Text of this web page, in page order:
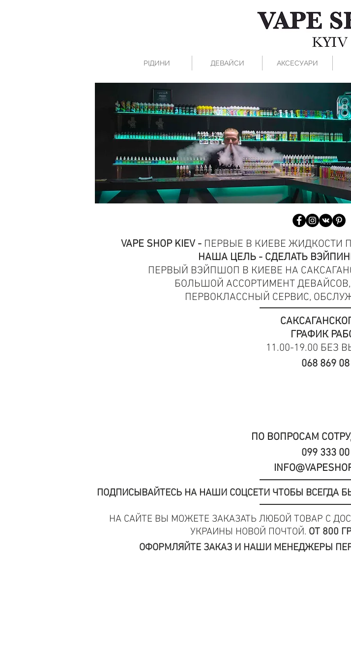
РІДИНИ ДЕВАЙСИ АКСЕСУАРИ
VAPE SHOP KIEV - ПЕРВЫЕ В КИЕВЕ ЖИДКОСТИ
НАША ЦЕЛЬ - СДЕЛАТЬ
ПЕРВЫЙ ВЭЙПШОП В КИЕВЕ НА
БОЛЬШОЙ АССОРТИМЕНТ
ПЕРВОКЛАССНЫЙ СЕРВИС,
ГРАФИК
11.00-19.00 БЕЗ
068 869
ПО ВОПРОСАМ
099 333
ПОДПИСЫВАЙТЕСЬ НА НАШИ СОЦСЕТИ ЧТОБЫ ВСЕГДА
НА САЙТЕ ВЫ МОЖЕТЕ ЗАКАЗАТЬ ЛЮБОЙ ТОВАР С
УКРАИНЫ НОВОЙ ПОЧТОЙ. ОТ 800
ОФОРМЛЯЙТЕ ЗАКАЗ И НАШИ МЕНЕДЖЕРЫ